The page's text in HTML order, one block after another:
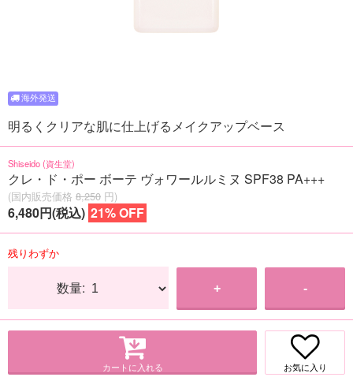
明るくクリアな肌に仕上げるメイクアップベース
Shiseido (資生堂)
クレ・ド・ポー ボーテ ヴォワールルミヌ SPF38 PA+++
(国内販売価格 8,250 円)
6,480円(税込) 21% OFF
残りわずか
数量: + -
カートに入れる お気に入り